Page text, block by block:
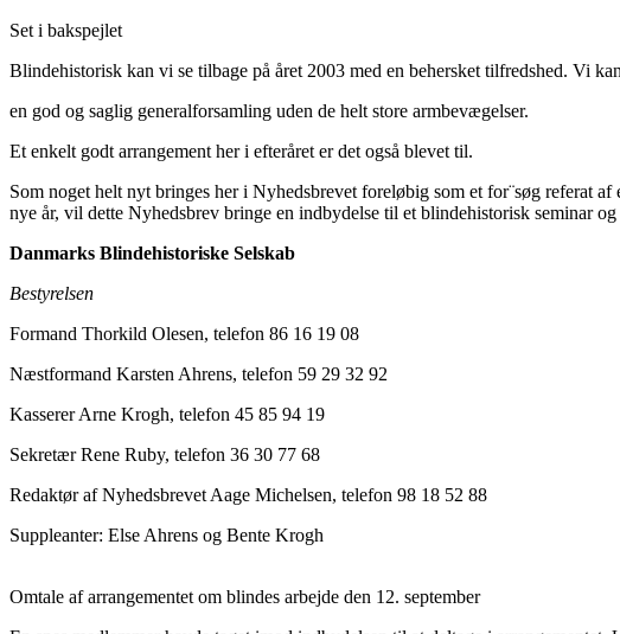
Set i bakspejlet
Blindehistorisk kan vi se tilbage på året 2003 med en behersket tilfredshed. Vi
en god og saglig generalforsamling uden de helt store armbevægelser.
Et enkelt godt arrangement her i efteråret er det også blevet til.
Som noget helt nyt bringes her i Nyhedsbrevet foreløbig som et for¨søg referat
nye år, vil dette Nyhedsbrev bringe en indbydelse til et blindehistorisk seminar
Danmarks Blindehistoriske Selskab
Bestyrelsen
Formand Thorkild Olesen, telefon 86 16 19 08
Næstformand Karsten Ahrens, telefon 59 29 32 92
Kasserer Arne Krogh, telefon 45 85 94 19
Sekretær Rene Ruby, telefon 36 30 77 68
Redaktør af Nyhedsbrevet Aage Michelsen, telefon 98 18 52 88
Suppleanter: Else Ahrens og Bente Krogh
Omtale af arrangementet om blindes arbejde den 12. september